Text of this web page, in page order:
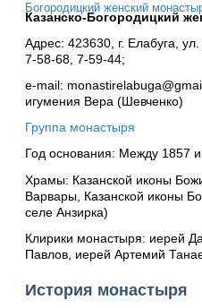
Богородицкий женский
Казанско-Богородицкий
Адрес: 423630, г. Елабуга,
7-58-68, 7-59-44;
e-mail:
игумения Вера (Шевченко)
Группа монастыря
Год основания: Между 1857
Храмы: Казанской иконы
Варвары, Казанской иконы
селе Анзирка)
Клирики монастыря: иерей
Павлов, иерей Артемий
История монастыря